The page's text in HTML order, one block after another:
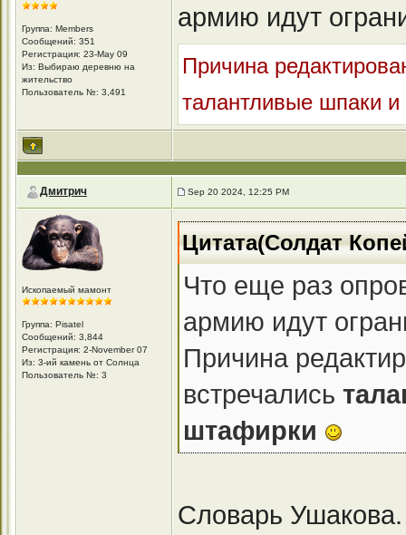
Группа: Members
Сообщений: 351
Регистрация: 23-May 09
Из: Выбираю деревню на
жительство
Пользователь №: 3,491
армию идут
Причина
талантливые шпаки
Дмитрич Sep 20 2024, 12:25 PM
Ископаемый мамонт
Группа: Pisatel
Сообщений: 3,844
Регистрация: 2-November 07
Из: 3-ий камень от Солнца
Пользователь №: 3
Цитата(Солдат
Что еще раз
армию идут
Причина
встречались
штафирки
Словарь